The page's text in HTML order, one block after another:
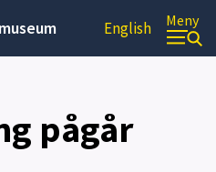
English Meny
pågår